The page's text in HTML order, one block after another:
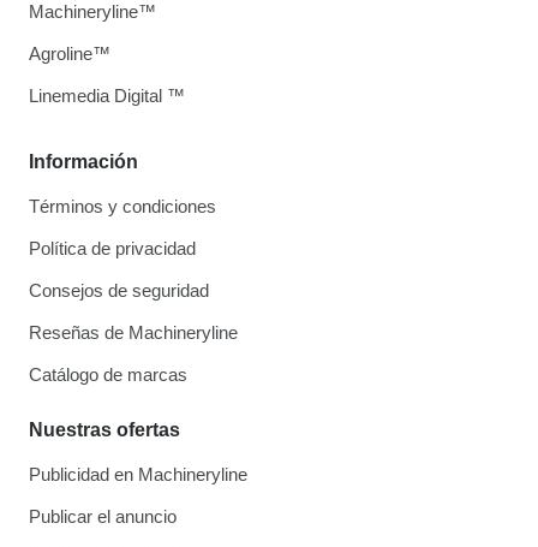
Información
Términos y condiciones
Política de privacidad
Consejos de seguridad
Reseñas de Machineryline
Catálogo de marcas
Nuestras ofertas
Publicidad en Machineryline
Publicar el anuncio
Machineryline™
Agroline™
Linemedia Digital ™